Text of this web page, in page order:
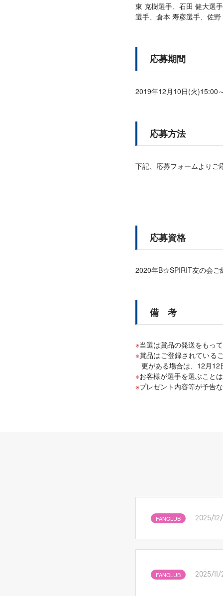
東 克樹選手、石田 健大選
選手、倉本 寿彦選手、佐
応募期間
2019年12月10日(火)15:00
応募方法
下記、応募フォームよりご
応募資格
2020年B☆SPIRIT友の会ご
備 考
当選は賞品の発送をもっ
賞品はご登録されている
更がある場合は、12月
お客様が選手を選ぶこと
プレゼント内容等が予告
FANCLUB 2025/12/
FANCLUB 2025/11/